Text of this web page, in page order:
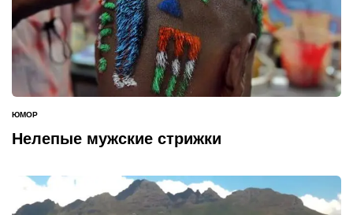
ОПУБЛИКОВАНО
В
ЮМОР
Нелепые мужские стрижки